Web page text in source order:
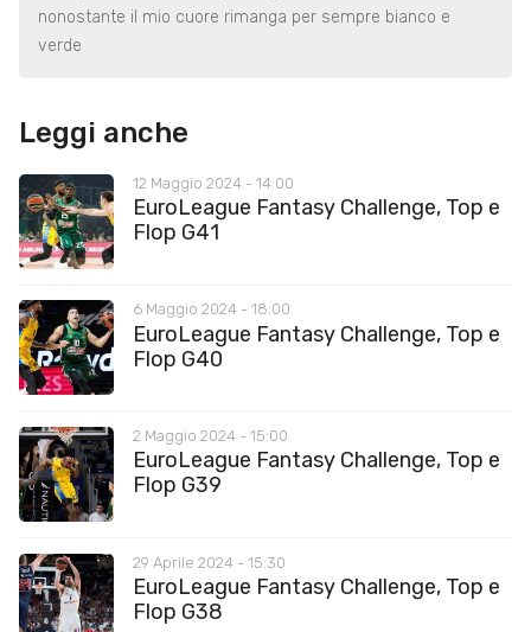
nonostante il mio cuore rimanga per sempre bianco e
verde
Leggi anche
12 Maggio 2024 - 14:00
EuroLeague Fantasy Challenge, Top e
Flop G41
6 Maggio 2024 - 18:00
EuroLeague Fantasy Challenge, Top e
Flop G40
2 Maggio 2024 - 15:00
EuroLeague Fantasy Challenge, Top e
Flop G39
29 Aprile 2024 - 15:30
EuroLeague Fantasy Challenge, Top e
Flop G38